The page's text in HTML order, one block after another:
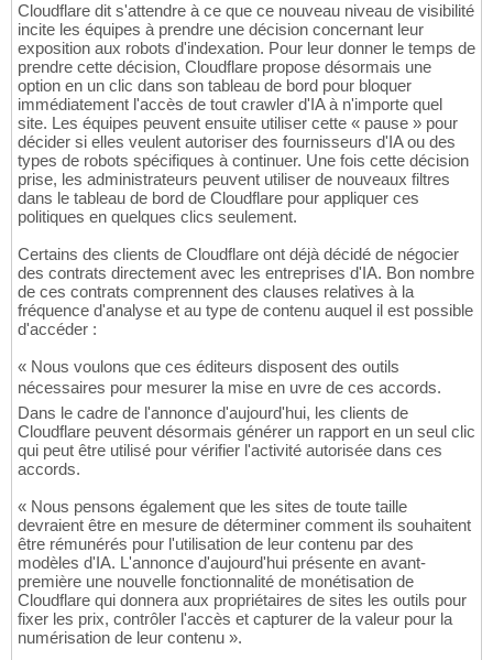
Cloudflare dit s'attendre à ce que ce nouveau niveau de visibilité
incite les équipes à prendre une décision concernant leur
exposition aux robots d'indexation. Pour leur donner le temps de
prendre cette décision, Cloudflare propose désormais une
option en un clic dans son tableau de bord pour bloquer
immédiatement l'accès de tout crawler d'IA à n'importe quel
site. Les équipes peuvent ensuite utiliser cette « pause » pour
décider si elles veulent autoriser des fournisseurs d'IA ou des
types de robots spécifiques à continuer. Une fois cette décision
prise, les administrateurs peuvent utiliser de nouveaux filtres
dans le tableau de bord de Cloudflare pour appliquer ces
politiques en quelques clics seulement.
Certains des clients de Cloudflare ont déjà décidé de négocier
des contrats directement avec les entreprises d'IA. Bon nombre
de ces contrats comprennent des clauses relatives à la
fréquence d'analyse et au type de contenu auquel il est possible
d'accéder :
« Nous voulons que ces éditeurs disposent des outils
nécessaires pour mesurer la mise en uvre de ces accords.
Dans le cadre de l'annonce d'aujourd'hui, les clients de
Cloudflare peuvent désormais générer un rapport en un seul clic
qui peut être utilisé pour vérifier l'activité autorisée dans ces
accords.
« Nous pensons également que les sites de toute taille
devraient être en mesure de déterminer comment ils souhaitent
être rémunérés pour l'utilisation de leur contenu par des
modèles d'IA. L'annonce d'aujourd'hui présente en avant-
première une nouvelle fonctionnalité de monétisation de
Cloudflare qui donnera aux propriétaires de sites les outils pour
fixer les prix, contrôler l'accès et capturer de la valeur pour la
numérisation de leur contenu ».